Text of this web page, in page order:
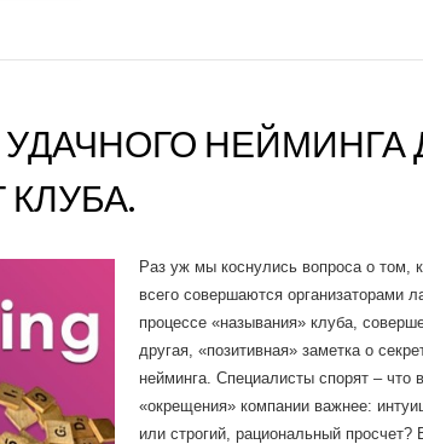
НЕЙМИНГА
КЛУБА.
Раз уж мы коснулись вопроса о том,
всего совершаются организаторами
процессе «называния» клуба,
другая, «позитивная» заметка о
нейминга. Специалисты спорят – что
«окрещения» компании важнее:
или строгий, рациональный просчет?